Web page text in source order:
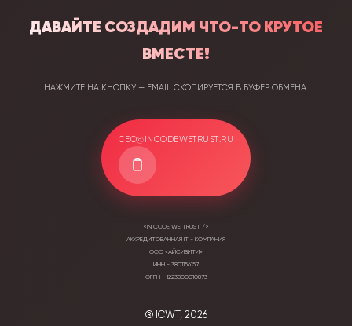
Давайте создадим что-то крутое
вместе!
Нажмите на кнопку — email скопируется в буфер обмена.
ceo@incodewetrust.ru
<In Code We Trust />
Аккредитованная it - компания
ООО «АЙСИВИТИ»
ИНН - 3801156157
ОГРН - 1223800010873
® ICWT, 2026